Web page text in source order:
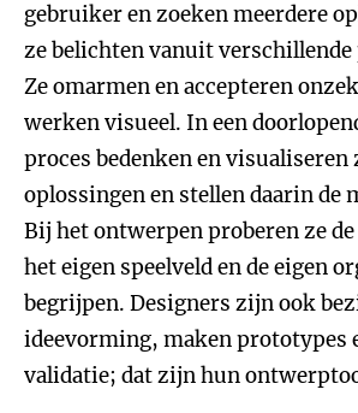
gebruiker en zoeken meerdere
ze belichten vanuit verschillende
Ze omarmen en accepteren
werken visueel. In een
proces bedenken en visualiseren
oplossingen en stellen daarin de
Bij het ontwerpen proberen ze
het eigen speelveld en de eigen
begrijpen. Designers zijn ook
ideevorming, maken prototypes
validatie; dat zijn hun